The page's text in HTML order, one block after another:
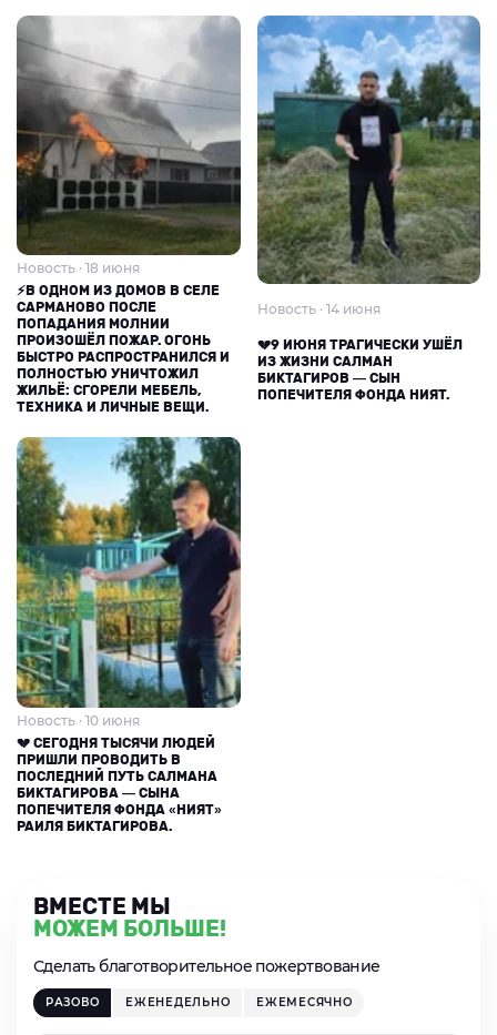
Новость · 18 июня
⚡В ОДНОМ ИЗ ДОМОВ В СЕЛЕ
САРМАНОВО ПОСЛЕ
ПОПАДАНИЯ МОЛНИИ
ПРОИЗОШЁЛ ПОЖАР. ОГОНЬ
БЫСТРО РАСПРОСТРАНИЛСЯ И
ПОЛНОСТЬЮ УНИЧТОЖИЛ
ЖИЛЬЁ: СГОРЕЛИ МЕБЕЛЬ,
ТЕХНИКА И ЛИЧНЫЕ ВЕЩИ.
Новость · 14 июня
💔9 ИЮНЯ ТРАГИЧЕСКИ УШЁЛ
ИЗ ЖИЗНИ САЛМАН
БИКТАГИРОВ — СЫН
ПОПЕЧИТЕЛЯ ФОНДА НИЯТ.
Новость · 10 июня
💔 СЕГОДНЯ ТЫСЯЧИ ЛЮДЕЙ
ПРИШЛИ ПРОВОДИТЬ В
ПОСЛЕДНИЙ ПУТЬ САЛМАНА
БИКТАГИРОВА — СЫНА
ПОПЕЧИТЕЛЯ ФОНДА «НИЯТ»
РАИЛЯ БИКТАГИРОВА.
ВМЕСТЕ МЫ
МОЖЕМ БОЛЬШЕ!
Сделать благотворительное пожертвование
РАЗОВО ЕЖЕНЕДЕЛЬНО ЕЖЕМЕСЯЧНО